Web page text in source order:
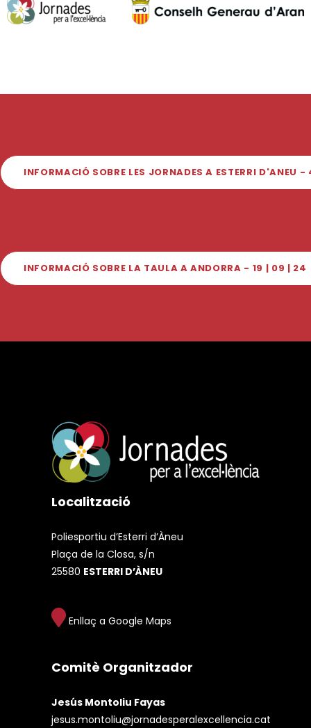
INFORMACIÓ SOBRE LES JORNADES A ESTERRI D'ANEU
INFORMACIÓ SOBRE LA TAULA A ANDORRA - 19 | 09 | 24
Localització
Poliesportiu d’Esterri d’Àneu
Plaça de la Closa, s/n
25580 ESTERRI D’ÀNEU
Enllaç a Google Maps
Comitè Organitzador
Jesús Montoliu Fayas
jesus.montoliu@jornadesperalexcellencia.cat